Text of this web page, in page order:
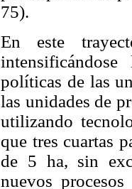
75).
En este
políticas de las
las unidades de
utilizando
que tres cuartas
de 5 ha, sin
nuevos